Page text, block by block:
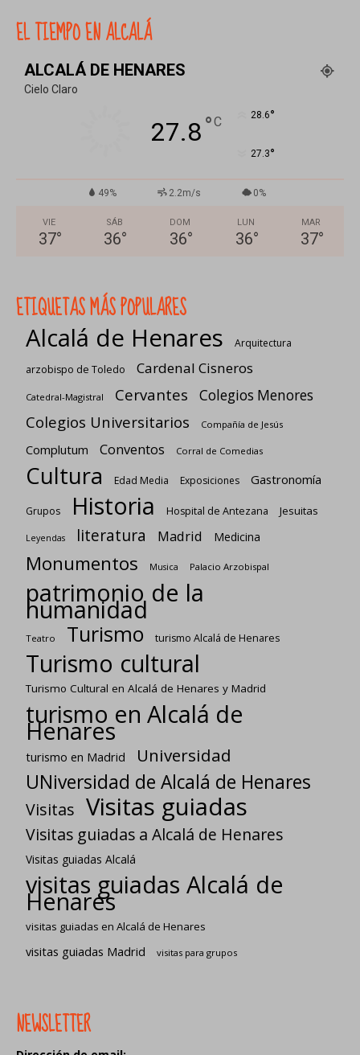
EL TIEMPO EN ALCALÁ
ALCALÁ DE HENARES
Cielo Claro
27.8°C 28.6°
27.3°
49% 2.2m/s 0%
VIE
37°
SÁB
36°
DOM
36°
LUN
36°
MAR
37°
ETIQUETAS MÁS POPULARES
Alcalá de Henares
Arquitectura
arzobispo de Toledo
Cardenal Cisneros
Catedral-Magistral Cervantes Colegios Menores
Colegios Universitarios Compañía de Jesús
Complutum Conventos Corral de Comedias
Cultura Edad Media Exposiciones Gastronomía
Grupos Historia Hospital de Antezana Jesuitas
Leyendas literatura Madrid Medicina
Monumentos Musica Palacio Arzobispal
patrimonio de la
humanidad
Teatro Turismo turismo Alcalá de Henares
Turismo cultural
Turismo Cultural en Alcalá de Henares y Madrid
turismo en Alcalá de
Henares
turismo en Madrid Universidad
UNiversidad de Alcalá de Henares
Visitas Visitas guiadas
Visitas guiadas a Alcalá de Henares
Visitas guiadas Alcalá
visitas guiadas Alcalá de
Henares
visitas guiadas en Alcalá de Henares
visitas guiadas Madrid visitas para grupos
NEWSLETTER